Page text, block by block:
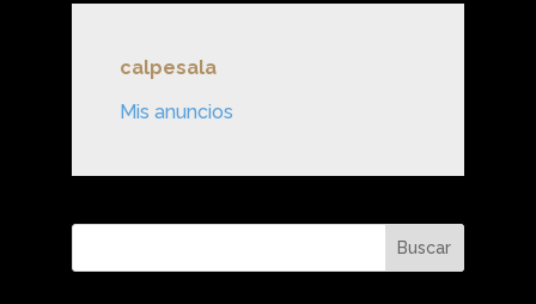
calpesala
Mis anuncios